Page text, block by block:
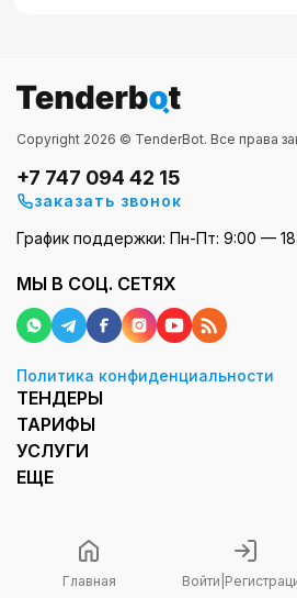
Главная Войти
Copyright 2026 © TenderBot. Все права
+7 747 094 42 15
заказать звонок
График поддержки: Пн-Пт: 9:00 —
МЫ В СОЦ. СЕТЯХ
Политика конфиденциальности
ТЕНДЕРЫ
ТАРИФЫ
УСЛУГИ
ЕЩЕ